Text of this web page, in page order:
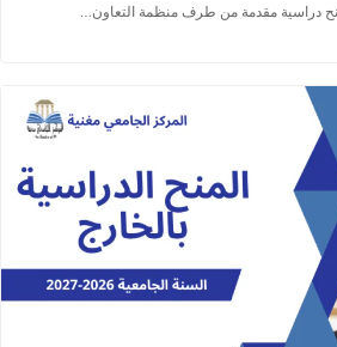
دراسية مقدمة من طرف منظمة التعاون…